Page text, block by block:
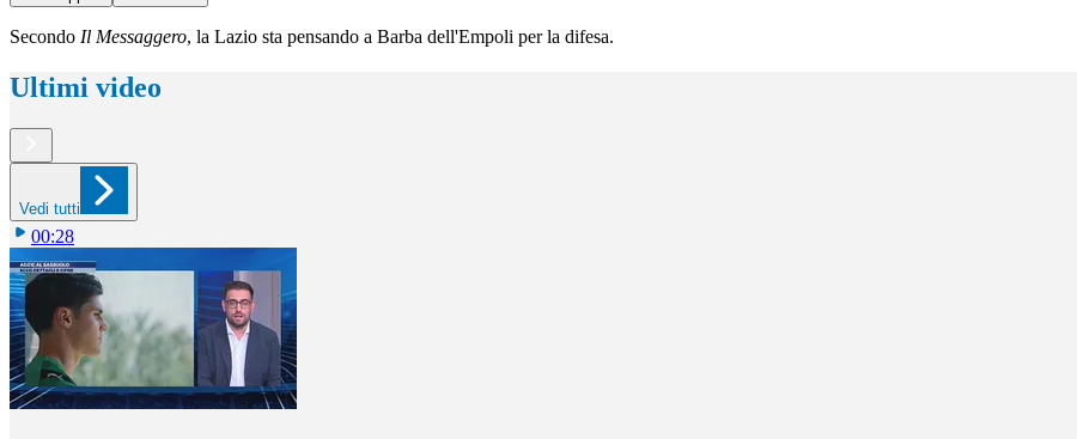
Secondo Il Messaggero, la Lazio sta pensando a Barba dell'Empoli per la difesa.
Ultimi video
Vedi tutti
00:28